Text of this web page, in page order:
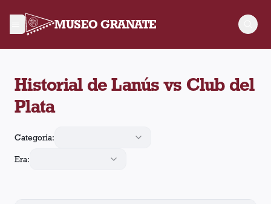
MUSEO GRANATE
Historial de Lanús vs Club del
Plata
Categoría:
Era: